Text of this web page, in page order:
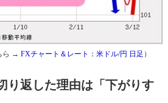
ら → FXチャート＆レート：米ドル/円 日足 ）
り返した理由は「下がりす